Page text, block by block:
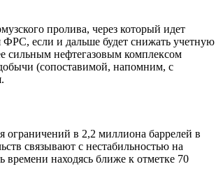
пролива, через который идет
если и дальше будет снижать учетную
сильным нефтегазовым комплексом
(сопоставимой, напомним, с
в 2,2 миллиона баррелей в
связывают с нестабильностью на
времени находясь ближе к отметке 70